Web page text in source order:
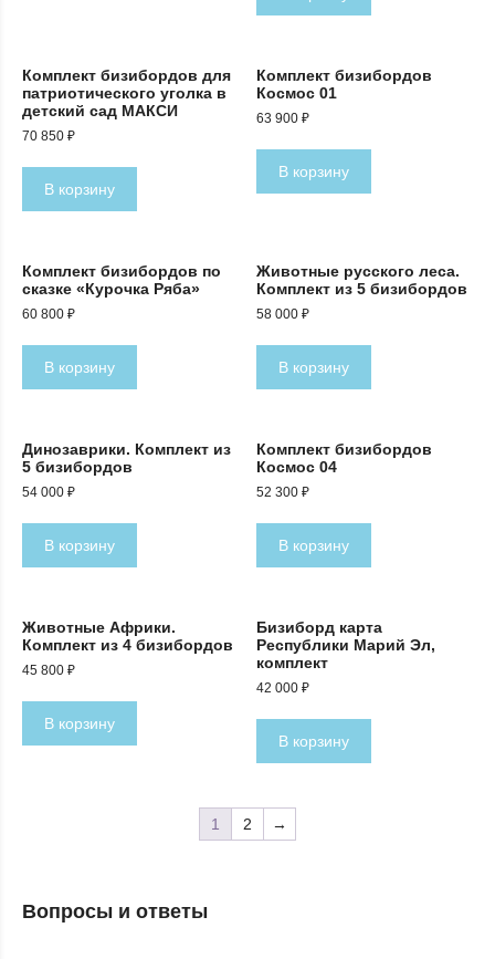
500 ₽.
Комплект бизибордов для
патриотического уголка в
детский сад МАКСИ
70 850 ₽
В корзину
Комплект бизибордов
Космос 01
63 900₽
В корзину
Комплект бизибордов по
сказке «Курочка Ряба»
60 800 ₽
В корзину
Животные русского леса.
Комплект из 5 бизибордов
58 000₽
В корзину
Динозаврики. Комплект из
5 бизибордов
54 000 ₽
В корзину
Комплект бизибордов
Космос 04
52 300₽
В корзину
Животные Африки.
Комплект из 4 бизибордов
45 800 ₽
В корзину
Бизиборд карта
Республики Марий Эл,
комплект
42 000₽
В корзину
1 2 →
Вопросы и ответы